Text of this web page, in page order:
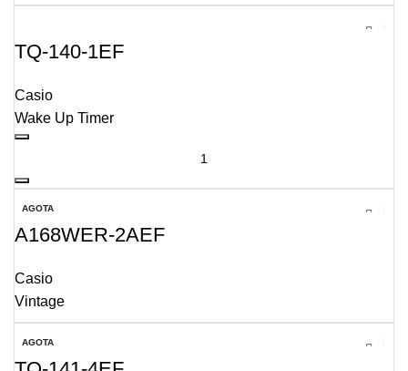
TQ-140-1EF
Casio
Wake Up Timer
AGOTA
A168WER-2AEF
Casio
Vintage
AGOTA